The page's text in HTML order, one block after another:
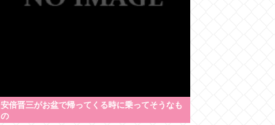
安倍晋三がお盆で帰ってくる時に乗ってそうなも
の